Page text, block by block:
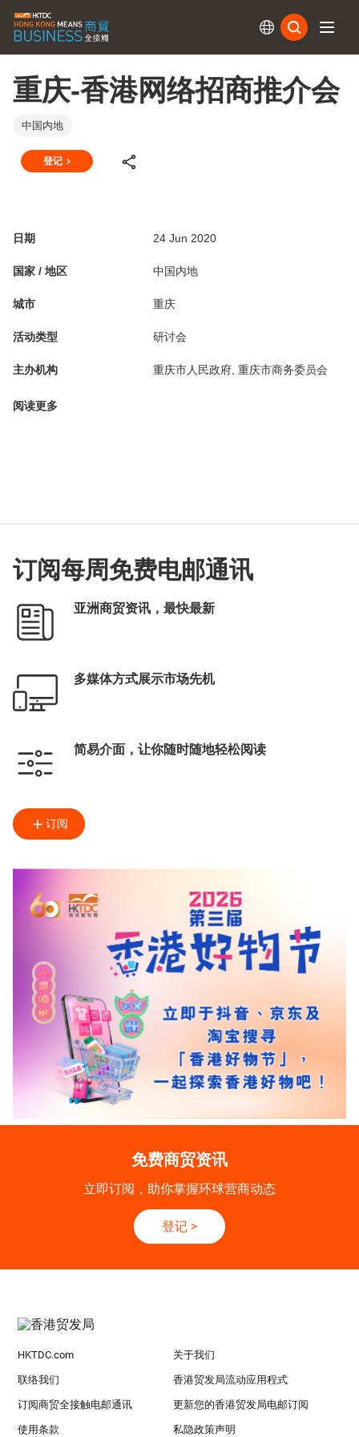
重庆-香港网络招商推介会
中国内地
登记
日期 24 Jun 2020
国家 / 地区 中国内地
城市 重庆
活动类型 研讨会
主办机构 重庆市人民政府, 重庆市商务委员会
阅读更多
订阅每周免费电邮通讯
亚洲商贸资讯，最快最新
多媒体方式展示市场先机
简易介面，让你随时随地轻松阅读
订阅
免费商贸资讯
立即订阅，助你掌握环球营商动态
登记 >
HKTDC.com 关于我们
联络我们 香港贸发局流动应用程式
订阅商贸全接触电邮通讯 更新您的香港贸发局电邮订阅
使用条款 私隐政策声明